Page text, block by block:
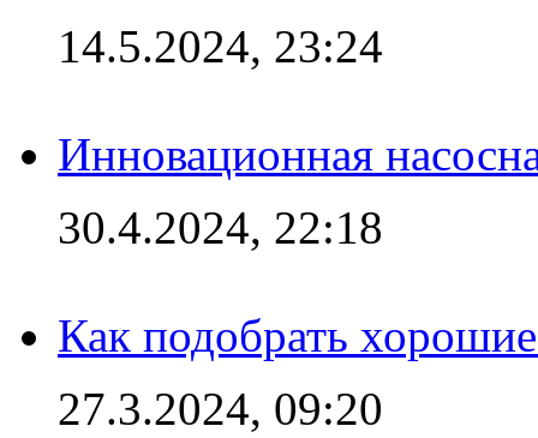
14.5.2024, 23:24
Инновационная
30.4.2024, 22:18
Как подобрать
27.3.2024, 09:20